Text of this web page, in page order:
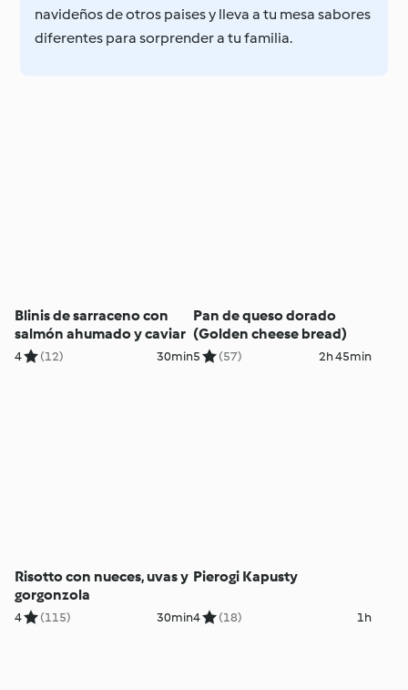
navideños de otros paises y lleva a tu mesa sabores
diferentes para sorprender a tu familia.
Blinis de sarraceno con
salmón ahumado y caviar
4 (12) 30min
Pan de queso dorado
(Golden cheese bread)
5 (57) 2h 45min
Risotto con nueces, uvas y
gorgonzola
4 (115) 30min
Pierogi Kapusty
4 (18) 1h